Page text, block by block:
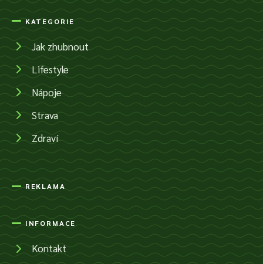
KATEGORIE
Jak zhubnout
Lifestyle
Nápoje
Strava
Zdraví
REKLAMA
INFORMACE
Kontakt